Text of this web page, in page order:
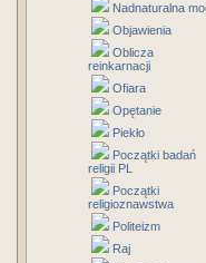
Nadnaturalna
Objawienia
Oblicza
reinkarnacji
Ofiara
Opętanie
Piekło
Początki badań
religii PL
Początki
religioznawstwa
Politeizm
Raj